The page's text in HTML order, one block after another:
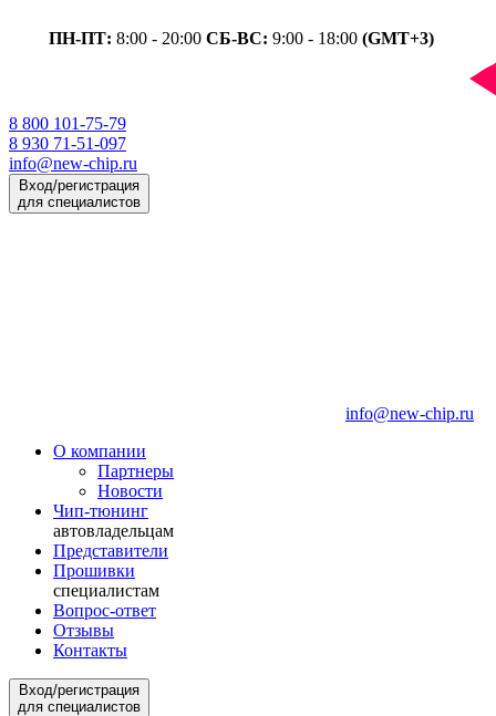
ПН-ПТ: 8:00 - 20:00 СБ-ВС: 9:00 - 18:00 (GMT+3)
8 800 101-75-79
8 930 71-51-097
info@new-chip.ru
Вход/регистрация
для специалистов
info@new-chip.ru
О компании
Партнеры
Новости
Чип-тюнинг
автовладельцам
Представители
Прошивки
специалистам
Вопрос-ответ
Отзывы
Контакты
Вход/регистрация
для специалистов